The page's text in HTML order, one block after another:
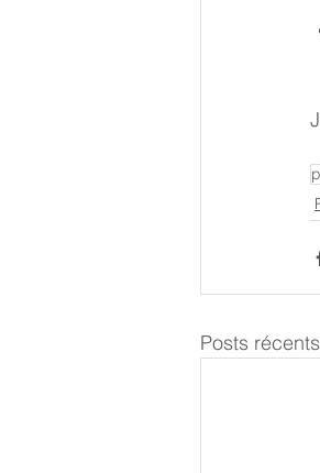
Posts récents